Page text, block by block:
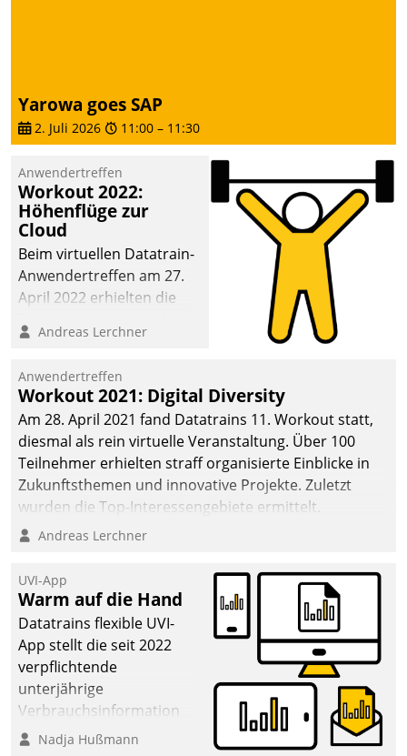
Yarowa goes SAP
2. Juli 2026 11:00 – 11:30
Anwendertreffen
Workout 2022:
Höhenflüge zur
Cloud
Beim virtuellen Datatrain-
Anwendertreffen am 27.
April 2022 erhielten die
Teilnehmer kurzweilige
Cloud-Strategien und -
Lösungen mit hohem
Zukunftspotenzial.
Andreas Lerchner
Anwendertreffen
Workout 2021: Digital Diversity
Am 28. April 2021 fand Datatrains 11. Workout statt,
diesmal als rein virtuelle Veranstaltung. Über 100
Teilnehmer erhielten straff organisierte Einblicke in
Zukunftsthemen und innovative Projekte. Zuletzt
wurden die Top-Interessengebiete ermittelt.
Andreas Lerchner
UVI-App
Warm auf die Hand
Datatrains flexible UVI-
App stellt die seit 2022
verpflichtende
unterjährige
Verbrauchsinformation
schnell, zuverlässig und
Nadja Hußmann